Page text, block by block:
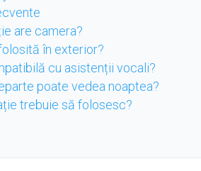
are camera?
în exterior?
cu asistenții vocali?
poate vedea noaptea?
trebuie să folosesc?